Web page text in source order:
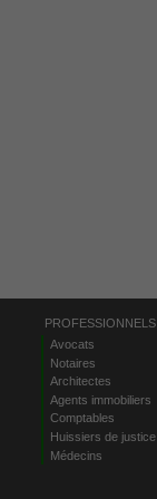
PROFESSIONNELS
Avocats
Notaires
Architectes
Agents immobiliers
Comptables
Huissiers de justice
Médecins